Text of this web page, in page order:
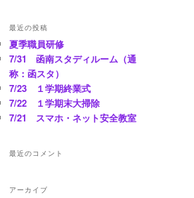
最近の投稿
夏季職員研修
7/31 函南スタディルーム（通
称：函スタ）
7/23 １学期終業式
7/22 １学期末大掃除
7/21 スマホ・ネット安全教室
最近のコメント
アーカイブ